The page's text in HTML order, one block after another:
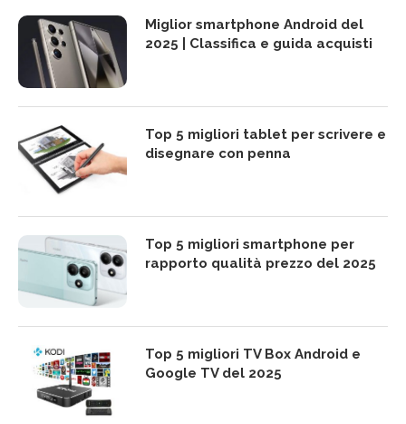
Miglior smartphone Android del
2025 | Classifica e guida acquisti
Top 5 migliori tablet per scrivere e
disegnare con penna
Top 5 migliori smartphone per
rapporto qualità prezzo del 2025
Top 5 migliori TV Box Android e
Google TV del 2025